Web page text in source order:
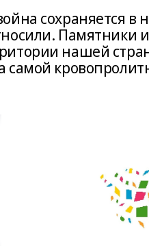
сохраняется
Памятники
нашей
самой